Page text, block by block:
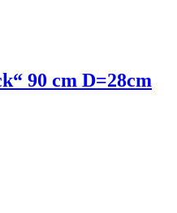
90 cm D=28cm